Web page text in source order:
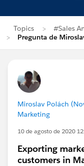
Topics
#Sales
Pregunta de
Miroslav Polách
Marketing
10 de agosto de 2020
Exporting
customers in